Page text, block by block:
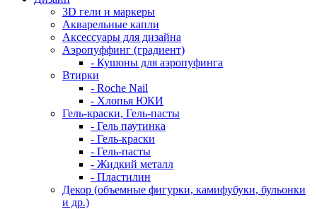
3D гели и маркеры
Акварельные капли
Аксессуары для дизайна
Аэропуффинг (градиент)
- Кушоны для аэропуфинга
Втирки
- Roche Nail
- Хлопья ЮКИ
Гель-краски, Гель-пасты
- Гель паутинка
- Гель-краски
- Гель-пасты
- Жидкий металл
- Пластилин
Декор (объемные фигурки, камифубуки, бульонки
и др.)